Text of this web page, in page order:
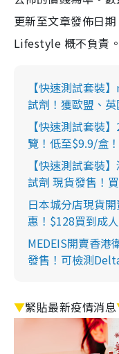
更新至文章發佈日
Lifestyle 概不負責
【快速測試套裝
試劑！獲歐盟、
【快速測試套裝
覽！低至$9.9/盒
【快速測試套裝
試劑 現貨發售！
日本城分店現貨
惠！$128買到成
MEDEIS開賣香港
發售！可檢測
▼緊貼最新疫情消息